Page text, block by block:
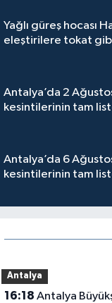
Yağlı güreş hocası
eleştirilere tokat
Antalya’da 2
kesintilerinin tam
Antalya’da 6
kesintilerinin tam
Antalya
16:18